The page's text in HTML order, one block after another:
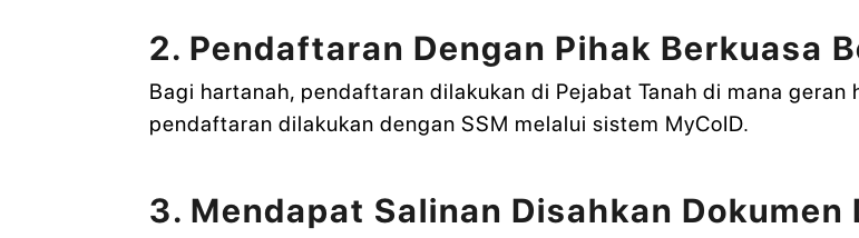
2. Pendaftaran Dengan Pihak Berkuasa
Bagi hartanah, pendaftaran dilakukan di Pejabat Tanah di mana
pendaftaran dilakukan dengan SSM melalui sistem MyCoID.
3. Mendapat Salinan Disahkan